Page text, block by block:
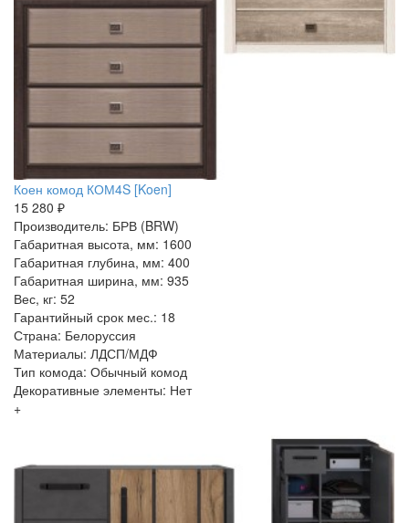
Коен комод КОМ4S [Koen]
15 280 ₽
Производитель: БРВ (BRW)
Габаритная высота, мм: 1600
Габаритная глубина, мм: 400
Габаритная ширина, мм: 935
Вес, кг: 52
Гарантийный срок мес.: 18
Страна: Белоруссия
Материалы: ЛДСП/МДФ
Тип комода: Обычный комод
Декоративные элементы: Нет
+